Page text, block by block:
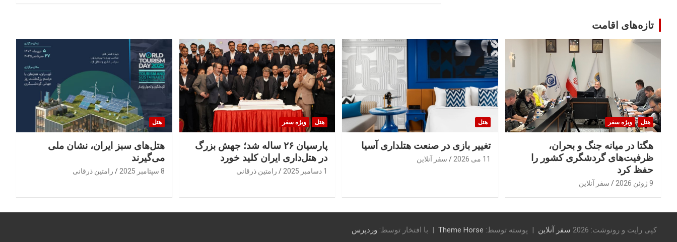
تازه‌های اقامت
هتل ویژه سفر
هگتا در میانه جنگ و بحران،
ظرفیت‌های گردشگری کشور را
حفظ کرد
9 ژوئن 2026 سفر آنلاین
هتل
تغییر بازی در صنعت هتلداری آسیا
11 می 2026 سفر آنلاین
هتل ویژه سفر
پارسیان ۲۶ ساله شد؛ جهش بزرگ
در هتل‌داری ایران کلید خورد
1 دسامبر 2025 رامتین ذرقانی
هتل
هتل‌های سبز ایران، نشان ملی
می‌گیرند
8 سپتامبر 2025 رامتین ذرقانی
کپی رایت و رونوشت: 2026 سفر آنلاین پوسته توسط: Theme Horse با افتخار توسط: وردپرس